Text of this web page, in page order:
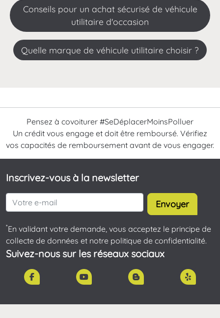
Conseils pour un achat sécurisé de véhicule
utilitaire d'occasion
Quelle marque de véhicule utilitaire choisir ?
Pensez à covoiturer #SeDéplacerMoinsPolluer
Un crédit vous engage et doit être remboursé. Vérifiez
vos capacités de remboursement avant de vous engager.
Inscrivez-vous à la newsletter
Envoyer
*En validant votre demande, vous acceptez le principe de
collecte de données et notre politique de confidentialité.
Suivez-nous sur les réseaux sociaux